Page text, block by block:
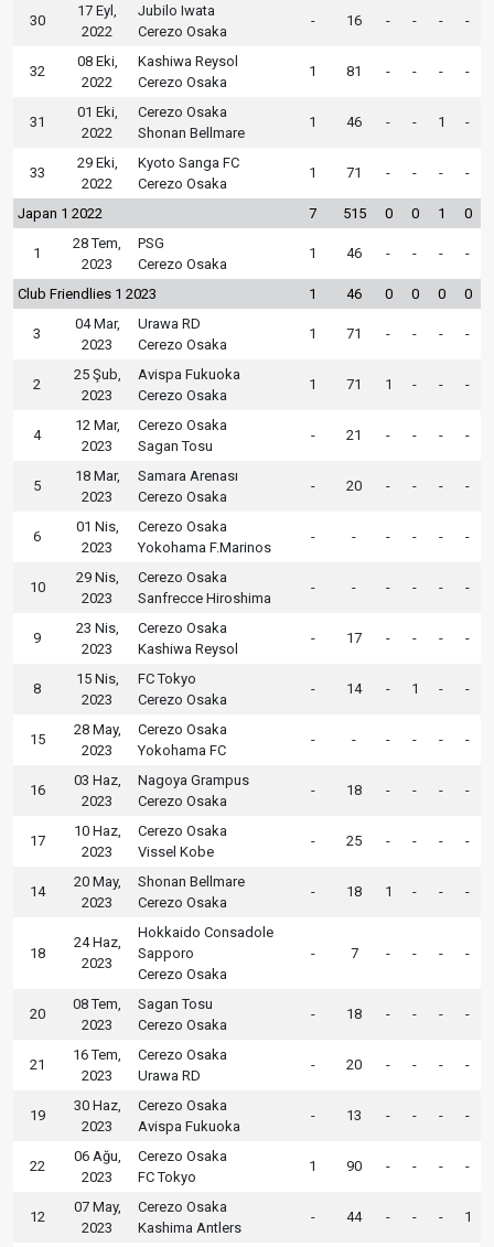
30
17 Eyl,
2022
Jubilo Iwata
Cerezo Osaka
- 16 - - - -
32
08 Eki,
2022
Kashiwa Reysol
Cerezo Osaka
1 81 - - - -
31
01 Eki,
2022
Cerezo Osaka
Shonan Bellmare
1 46 - - 1 -
33
29 Eki,
2022
Kyoto Sanga FC
Cerezo Osaka
1 71 - - - -
Japan 1 2022 7 515 0 0 1 0
1
28 Tem,
2023
PSG
Cerezo Osaka
1 46 - - - -
Club Friendlies 1 2023 1 46 0 0 0 0
3
04 Mar,
2023
Urawa RD
Cerezo Osaka
1 71 - - - -
2
25 Şub,
2023
Avispa Fukuoka
Cerezo Osaka
1 71 1 - - -
4
12 Mar,
2023
Cerezo Osaka
Sagan Tosu
- 21 - - - -
5
18 Mar,
2023
Samara Arenası
Cerezo Osaka
- 20 - - - -
6
01 Nis,
2023
Cerezo Osaka
Yokohama F.Marinos
- - - - - -
10
29 Nis,
2023
Cerezo Osaka
Sanfrecce Hiroshima
- - - - - -
9
23 Nis,
2023
Cerezo Osaka
Kashiwa Reysol
- 17 - - - -
8
15 Nis,
2023
FC Tokyo
Cerezo Osaka
- 14 - 1 - -
15
28 May,
2023
Cerezo Osaka
Yokohama FC
- - - - - -
16
03 Haz,
2023
Nagoya Grampus
Cerezo Osaka
- 18 - - - -
17
10 Haz,
2023
Cerezo Osaka
Vissel Kobe
- 25 - - - -
14
20 May,
2023
Shonan Bellmare
Cerezo Osaka
- 18 1 - - -
18
24 Haz,
2023
Hokkaido Consadole
Sapporo
Cerezo Osaka
- 7 - - - -
20
08 Tem,
2023
Sagan Tosu
Cerezo Osaka
- 18 - - - -
21
16 Tem,
2023
Cerezo Osaka
Urawa RD
- 20 - - - -
19
30 Haz,
2023
Cerezo Osaka
Avispa Fukuoka
- 13 - - - -
22
06 Ağu,
2023
Cerezo Osaka
FC Tokyo
1 90 - - - -
12
07 May,
2023
Cerezo Osaka
Kashima Antlers
- 44 - - - 1